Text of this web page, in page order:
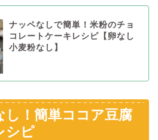
ナッペなしで簡単！米粉のチョ
コレートケーキレシピ【卵なし
小麦粉なし】
し！簡単ココア豆腐
シピ